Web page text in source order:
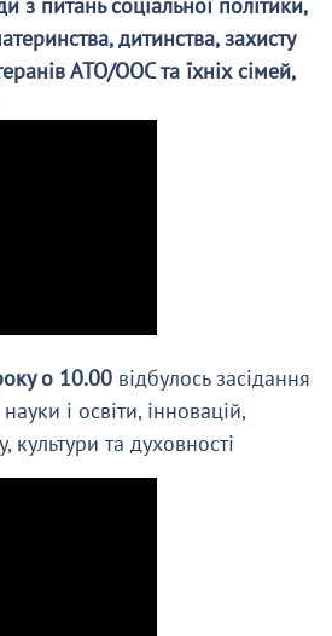
дитинства, захисту
АТО/ООС та їхніх сімей,
о 10.00 відбулось засідання
і освіти, інновацій,
культури та духовності